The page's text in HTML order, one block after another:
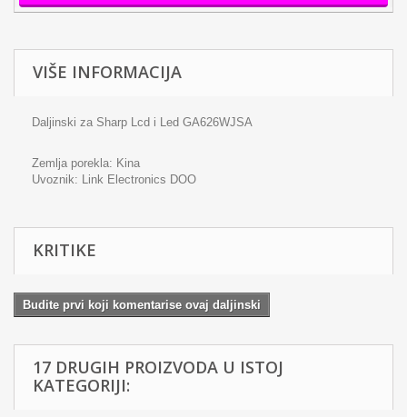
VIŠE INFORMACIJA
Daljinski za Sharp Lcd i Led GA626WJSA
Zemlja porekla: Kina
Uvoznik: Link Electronics DOO
KRITIKE
Budite prvi koji komentarise ovaj daljinski
17 DRUGIH PROIZVODA U ISTOJ
KATEGORIJI: